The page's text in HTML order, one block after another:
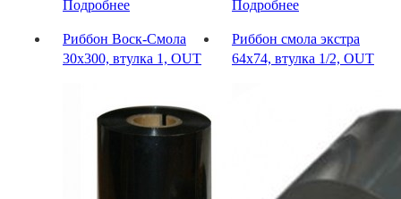
Подробнее
Подробнее
Риббон Воск-Смола
30х300, втулка 1, OUT
Риббон смола экстра
64х74, втулка 1/2, OUT